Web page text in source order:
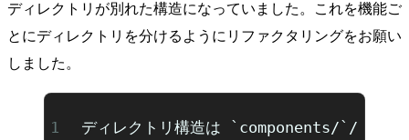
ディレクトリが別れた構造になっていました。これを機能ご
とにディレクトリを分けるようにリファクタリングをお願い
しました。
ディレクトリ構造は `components/`/・`/